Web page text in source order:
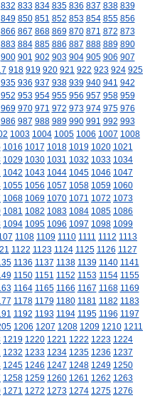
832 833 834 835 836 837 838 839
849 850 851 852 853 854 855 856
866 867 868 869 870 871 872 873
883 884 885 886 887 888 889 890
900 901 902 903 904 905 906 907
918 919 920 921 922 923 924 925
935 936 937 938 939 940 941 942
952 953 954 955 956 957 958 959
969 970 971 972 973 974 975 976
986 987 988 989 990 991 992 993
1003 1004 1005 1006 1007 1008
1016 1017 1018 1019 1020 1021
1029 1030 1031 1032 1033 1034
1042 1043 1044 1045 1046 1047
1055 1056 1057 1058 1059 1060
1068 1069 1070 1071 1072 1073
1081 1082 1083 1084 1085 1086
1094 1095 1096 1097 1098 1099
1108 1109 1110 1111 1112 1113
1122 1123 1124 1125 1126 1127
1136 1137 1138 1139 1140 1141
1150 1151 1152 1153 1154 1155
1164 1165 1166 1167 1168 1169
1178 1179 1180 1181 1182 1183
1192 1193 1194 1195 1196 1197
1206 1207 1208 1209 1210 1211
1219 1220 1221 1222 1223 1224
1232 1233 1234 1235 1236 1237
1245 1246 1247 1248 1249 1250
1258 1259 1260 1261 1262 1263
1271 1272 1273 1274 1275 1276